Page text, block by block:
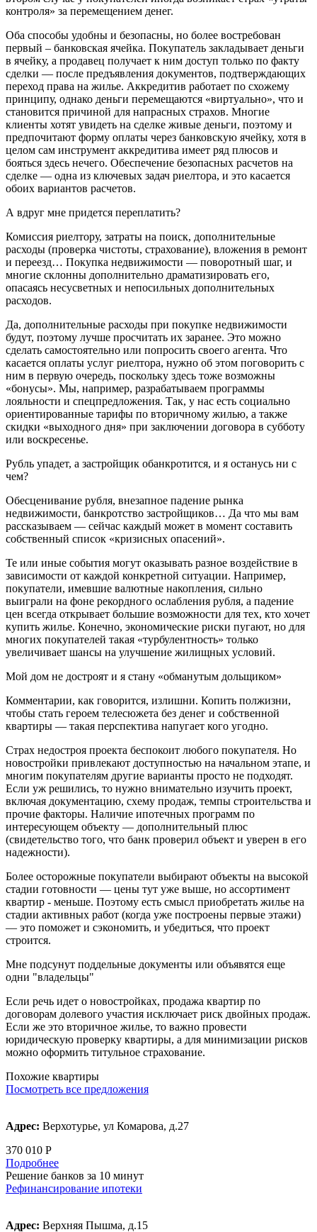
контроля» за перемещением денег.
Оба способы удобны и безопасны, но более востребован
первый – банковская ячейка. Покупатель закладывает деньги
в ячейку, а продавец получает к ним доступ только по факту
сделки — после предъявления документов, подтверждающих
переход права на жилье. Аккредитив работает по схожему
принципу, однако деньги перемещаются «виртуально», что и
становится причиной для напрасных страхов. Многие
клиенты хотят увидеть на сделке живые деньги, поэтому и
предпочитают форму оплаты через банковскую ячейку, хотя в
целом сам инструмент аккредитива имеет ряд плюсов и
бояться здесь нечего. Обеспечение безопасных расчетов на
сделке — одна из ключевых задач риелтора, и это касается
обоих вариантов расчетов.
А вдруг мне придется переплатить?
Комиссия риелтору, затраты на поиск, дополнительные
расходы (проверка чистоты, страхование), вложения в ремонт
и переезд… Покупка недвижимости — поворотный шаг, и
многие склонны дополнительно драматизировать его,
опасаясь несусветных и непосильных дополнительных
расходов.
Да, дополнительные расходы при покупке недвижимости
будут, поэтому лучше просчитать их заранее. Это можно
сделать самостоятельно или попросить своего агента. Что
касается оплаты услуг риелтора, нужно об этом поговорить с
ним в первую очередь, поскольку здесь тоже возможны
«бонусы». Мы, например, разрабатываем программы
лояльности и спецпредложения. Так, у нас есть социально
ориентированные тарифы по вторичному жилью, а также
скидки «выходного дня» при заключении договора в субботу
или воскресенье.
Рубль упадет, а застройщик обанкротится, и я останусь ни с
чем?
Обесценивание рубля, внезапное падение рынка
недвижимости, банкротство застройщиков… Да что мы вам
рассказываем — сейчас каждый может в момент составить
собственный список «кризисных опасений».
Те или иные события могут оказывать разное воздействие в
зависимости от каждой конкретной ситуации. Например,
покупатели, имевшие валютные накопления, сильно
выиграли на фоне рекордного ослабления рубля, а падение
цен всегда открывает большие возможности для тех, кто хочет
купить жилье. Конечно, экономические риски пугают, но для
многих покупателей такая «турбулентность» только
увеличивает шансы на улучшение жилищных условий.
Мой дом не достроят и я стану «обманутым дольщиком»
Комментарии, как говорится, излишни. Копить полжизни,
чтобы стать героем телесюжета без денег и собственной
квартиры — такая перспектива напугает кого угодно.
Страх недостроя проекта беспокоит любого покупателя. Но
новостройки привлекают доступностью на начальном этапе, и
многим покупателям другие варианты просто не подходят.
Если уж решились, то нужно внимательно изучить проект,
включая документацию, схему продаж, темпы строительства и
прочие факторы. Наличие ипотечных программ по
интересующем объекту — дополнительный плюс
(свидетельство того, что банк проверил объект и уверен в его
надежности).
Более осторожные покупатели выбирают объекты на высокой
стадии готовности — цены тут уже выше, но ассортимент
квартир - меньше. Поэтому есть смысл приобретать жилье на
стадии активных работ (когда уже построены первые этажи)
— это поможет и сэкономить, и убедиться, что проект
строится.
Мне подсунут поддельные документы или объявятся еще
одни "владельцы"
Если речь идет о новостройках, продажа квартир по
договорам долевого участия исключает риск двойных продаж.
Если же это вторичное жилье, то важно провести
юридическую проверку квартиры, а для минимизации рисков
можно оформить титульное страхование.
Похожие квартиры
Посмотреть все предложения
Адрес: Верхотурье, ул Комарова, д.27
370 010 Р
Подробнее
Решение банков за 10 минут
Рефинансирование ипотеки
Адрес: Верхняя Пышма, д.15